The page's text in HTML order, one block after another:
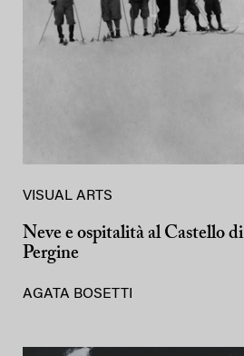
VISUAL ARTS
Neve e ospitalità al Castello di
Pergine
AGATA BOSETTI